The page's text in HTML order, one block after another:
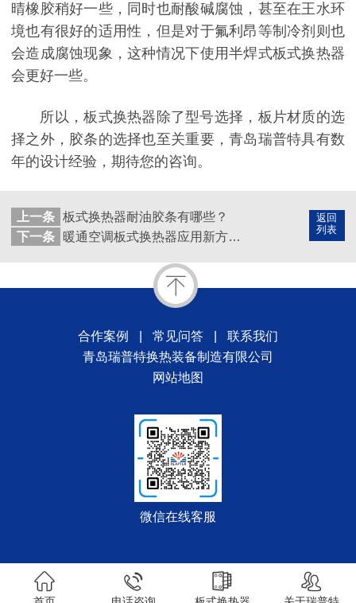
晴橡胶稍好一些，同时也耐酸碱腐蚀，甚至在王水环
境也有很好的适用性，但是对于氟利昂等制冷剂则也
会造成腐蚀现象，这种情况下使用半焊式板式换热器
会更好一些。
所以，板式换热器除了型号选择，板片材质的选
择之外，胶条的选择也至关重要，青岛瑞普特具有数
年的设计经验，期待您的咨询。
返回
列表
上一条 板式换热器耐油胶条有哪些？
下一条
暖通空调板式换热器应用新方向，引领可再生能源开发趋势
合作案例 常见问答
联系我们
青岛瑞普特换热装备制造有限公司
网站地图
微信在线客服